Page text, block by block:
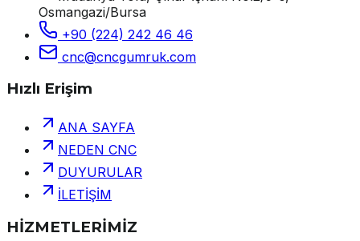
Osmangazi/Bursa
+90 (224) 242 46 46
cnc@cncgumruk.com
Hızlı Erişim
ANA SAYFA
NEDEN CNC
DUYURULAR
İLETİŞİM
HİZMETLERİMİZ